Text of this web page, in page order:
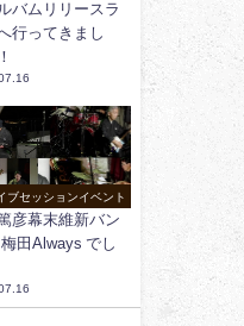
バムリリースラ
行ってきまし
ブセッションイベント
彦幕末維新バン
梅田Always でし